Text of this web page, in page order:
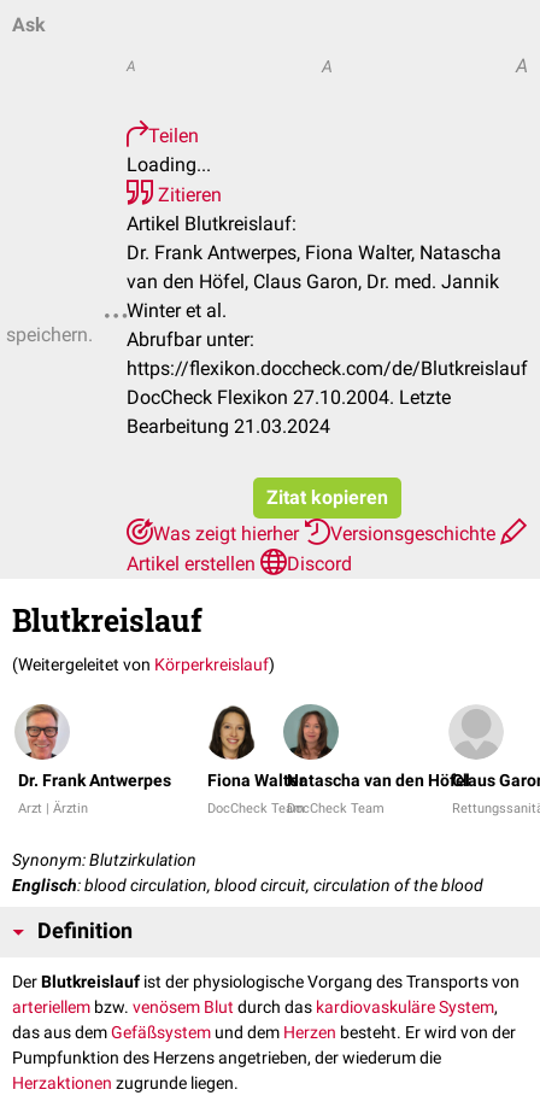
Ask
A A A
Teilen
Loading...
Zitieren
Artikel Blutkreislauf:
Dr. Frank Antwerpes, Fiona Walter, Natascha
van den Höfel, Claus Garon, Dr. med. Jannik
Winter et al.
Abrufbar unter:
https://flexikon.doccheck.com/de/Blutkreislauf
DocCheck Flexikon 27.10.2004. Letzte
Bearbeitung 21.03.2024
Zitat kopieren
Was zeigt hierher
Versionsgeschichte
Artikel erstellen
Discord
Blutkreislauf
(Weitergeleitet von Körperkreislauf)
Dr. Frank Antwerpes
Arzt | Ärztin
Fiona Walter
DocCheck Team
Natascha van den Höfel
DocCheck Team
Claus
Synonym: Blutzirkulation
Englisch: blood circulation, blood circuit, circulation of the blood
Definition
DerBlutkreislauf ist der physiologische Vorgang des Transports von
arteriellem bzw. venösem Blutdurch das kardiovaskuläre System,
das aus demGefäßsystem und dem Herzen besteht. Er wird von der
Pumpfunktion des Herzens angetrieben, der wiederum die
Herzaktionen zugrunde liegen.